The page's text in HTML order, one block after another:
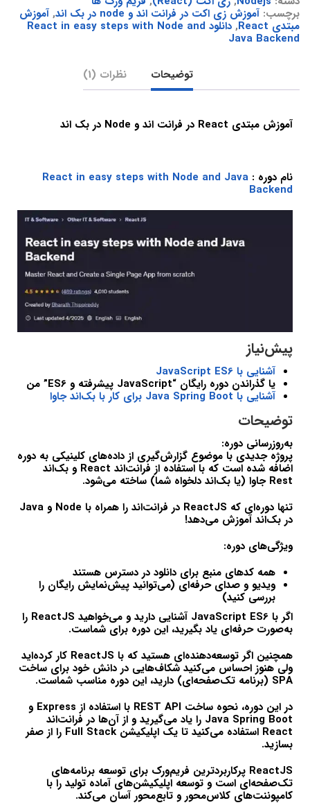
برچسب: آموزش زی اکت در فرانت اند و node در بک اند , آموزش
مبتدی React , دانلود React in easy steps with Node and
Java Backend
توضیحات نظرات (1)
آموزش مبتدی React در فرانت اند و Node در بک اند
نام دوره : React in easy steps with Node and Java
Backend
پیش‌نیاز
آشنایی با JavaScript ES6
یا گذراندن دوره رایگان “JavaScript پیشرفته و ES6” من
آشنایی با Java Spring Boot برای کار با بک‌اند جاوا
توضیحات
به‌روزرسانی دوره:
پروژه جدیدی با موضوع گزارش‌گیری از داده‌های کلینیکی به دوره
اضافه شده است که با استفاده از فرانت‌اند React و بک‌اند
Rest جاوا (یا بک‌اند دلخواه شما) ساخته می‌شود.
تنها دوره‌ای که ReactJS در فرانت‌اند را همراه با Node و Java
در بک‌اند آموزش می‌دهد!
ویژگی‌های دوره:
همه کدهای منبع برای دانلود در دسترس هستند
ویدیو و صدای حرفه‌ای (می‌توانید پیش‌نمایش رایگان را
بررسی کنید)
اگر با JavaScript ES6 آشنایی دارید و می‌خواهید ReactJS را
به‌صورت حرفه‌ای یاد بگیرید، این دوره برای شماست.
همچنین اگر توسعه‌دهنده‌ای هستید که با ReactJS کار کرده‌اید
ولی هنوز احساس می‌کنید شکاف‌هایی در دانش خود برای ساخت
SPA (برنامه تک‌صفحه‌ای) دارید، این دوره مناسب شماست.
در این دوره، نحوه ساخت REST API با استفاده از Express و
Java Spring Boot را یاد می‌گیرید و از آن‌ها در فرانت‌اند
React استفاده می‌کنید تا یک اپلیکیشن Full Stack را از صفر
بسازید.
ReactJS پرکاربردترین فریم‌ورک برای توسعه برنامه‌های
تک‌صفحه‌ای است و توسعه اپلیکیشن‌های آماده تولید را با
کامپوننت‌های کلاس‌محور و تابع‌محور آسان می‌کند.